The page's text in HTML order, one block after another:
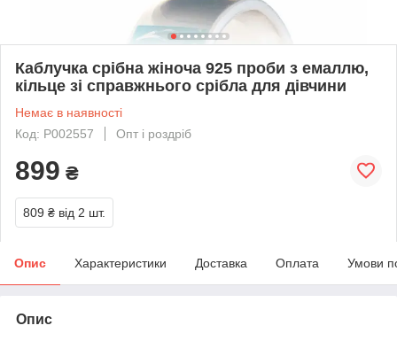
Каблучка срібна жіноча 925 проби з емаллю,
кільце зі справжнього срібла для дівчини
Немає в наявності
Код: P002557
Опт і роздріб
899 ₴
809 ₴ від 2 шт.
Опис Характеристики Доставка Оплата Умови
Опис